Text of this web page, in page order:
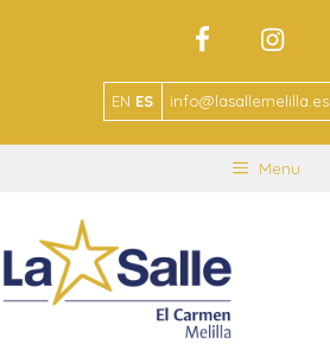
EN ES info@lasallemelilla.es
Menu